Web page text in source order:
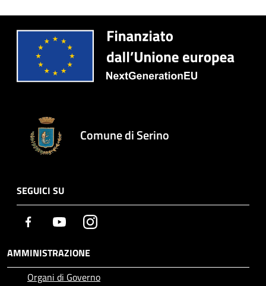
Comune di Serino
SEGUICI SU
Facebook YoutubeInstagram
AMMINISTRAZIONE
Organi di Governo